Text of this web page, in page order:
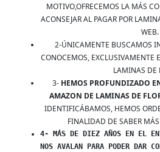
MOTIVO,OFRECEMOS LA MÁS
ACONSEJAR AL PAGAR POR
WEB.
2-ÚNICAMENTE BUSCAMOS
CONOCEMOS, EXCLUSIVAMENTE
LAMINAS DE
3- HEMOS PROFUNDIZADO
AMAZON DE LAMINAS DE
IDENTIFICÁBAMOS, HEMOS
FINALIDAD DE SABER MÁS
4- MÁS DE DIEZ AÑOS EN EL
NOS AVALAN PARA PODER DAR